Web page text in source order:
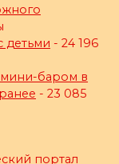
детьми - 24 196
мини-баром в
- 23 085
портал